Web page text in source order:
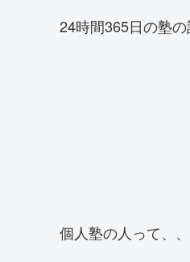
24時間365日の塾の
個人塾の人って、